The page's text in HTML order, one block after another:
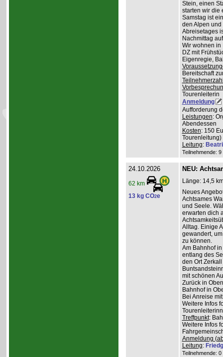
Stein, einen
starten wir die
Samstag ist
den Alpen
Abreisetages
Nachmittag
Wir wohnen in
DZ mit
Eigenregie,
Bereitschaft
Tourenleiterin
Anmeldung
Aufforderung
Leistungen:
Abendessen
Kosten: 150
Tourenleitung)
Leitung:
Teilnehmende:
24.10.2026
62 km
13 kg CO2e
NEU:
Länge: 14,5
Neues
Achtsames
und Seele.
erwarten dich
Alltag. Einige
gewandert,
zu können.
Am Bahnhof
entlang des
den Ort
mit schönen
Zurück in
Bahnhof in
Bei Anreise
Weitere Infos
Treffpunkt:
Weitere Infos
Anmeldung
Leitung:
Teilnehmende: